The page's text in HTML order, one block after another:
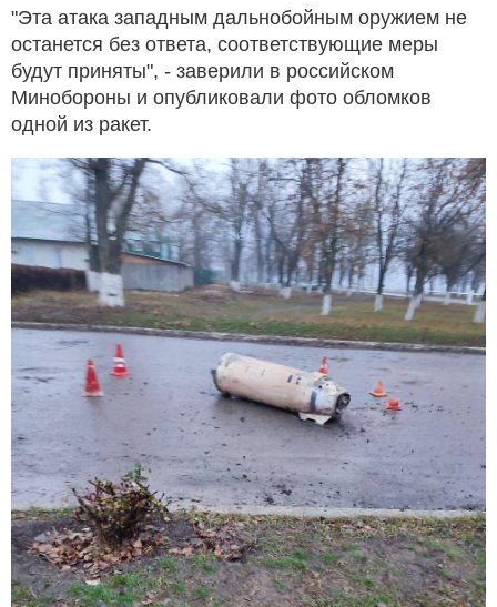
"Эта атака западным дальнобойным оружием не
останется без ответа, соответствующие меры
будут приняты", - заверили в российском
Минобороны и опубликовали фото обломков
одной из ракет.